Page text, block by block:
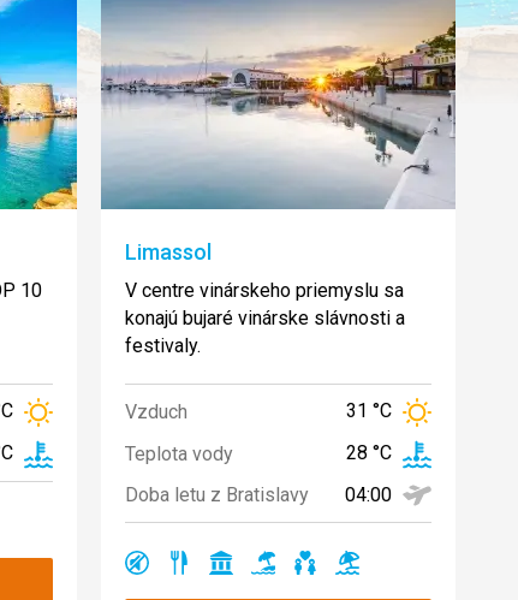
10
Limassol
V centre vinárskeho priemyslu sa
konajú bujaré vinárske slávnosti a
festivaly.
Vzduch
31 °C
Teplota vody
28 °C
Doba letu z Bratislavy
04:00
AnoAnoAnoAnoAnoAno